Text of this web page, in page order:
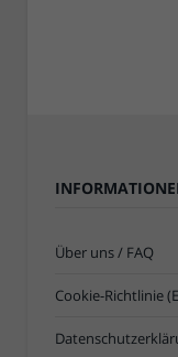
Über uns / FAQ
Cookie-Richtlinie